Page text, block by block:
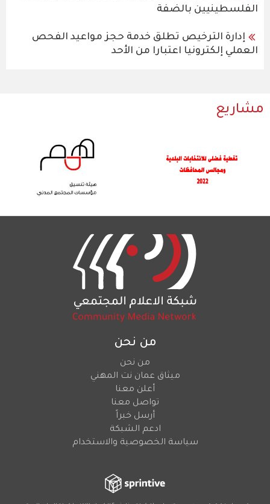
الفلسطينيين بالضفة
إدارة الترخيص تطلق خدمة حجز مواعيد الفحص
العملي إلكترونيا اعتبارا من الأحد
مشاريع
من نحن
من نحن
ميثاق عمان نت المهني
أعلن معنا
تواصل معنا
أرسل خبراً
ادعم الشبكة
سياسة الخصوصية والاستخدام